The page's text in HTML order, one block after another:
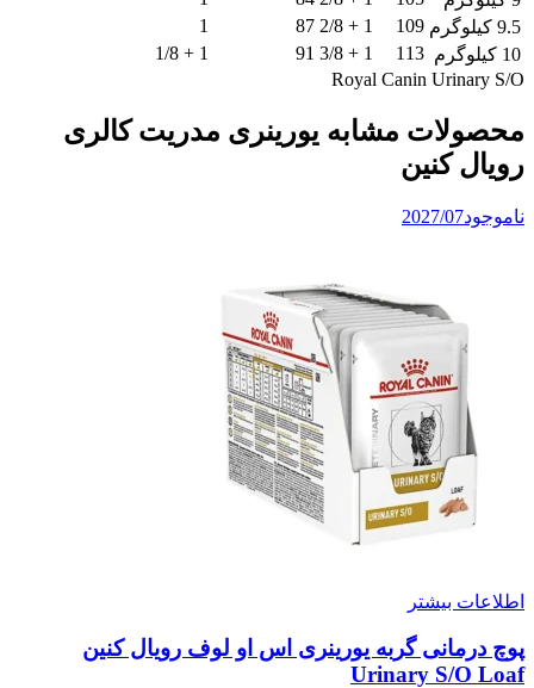
9.5 کیلوگرم
109
1 + 2/8
87
1
10 کیلوگرم
113
1 + 3/8
91
1 + 1/8
Royal Canin Urinary S/O
محصولات مشابه یورینری مدریت کالری
رویال کنین
ناموجود2027/07
اطلاعات بیشتر
پوچ درمانی گربه یورینری اس او لوف رویال کنین
Urinary S/O Loaf